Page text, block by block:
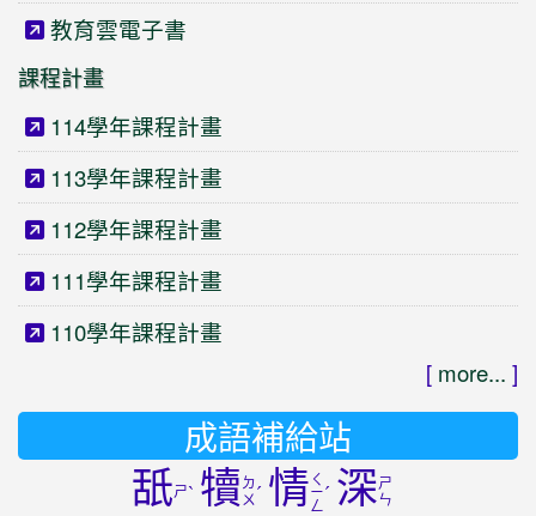
教育雲電子書
課程計畫
114學年課程計畫
113學年課程計畫
112學年課程計畫
111學年課程計畫
110學年課程計畫
[ more... ]
成語補給站
舐ㄕˋ 犢 ㄉ
ㄨˊ 情 ㄑ
ㄧ
ㄥ
ˊ 深ㄕ
ㄣ